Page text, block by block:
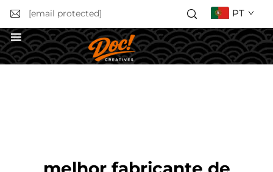
[email protected] PT